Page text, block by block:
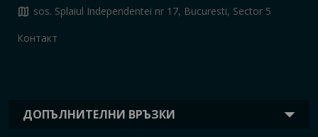
ДОПЪЛНИТЕЛНИ ВРЪЗКИ
map sos. Splaiul Independentei nr 17, Bucuresti, Sector 5
Контакт